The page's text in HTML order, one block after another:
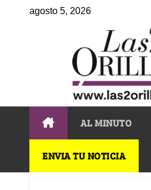
agosto 5, 2026
AL MINUTO
ENVIA TU NOTICIA